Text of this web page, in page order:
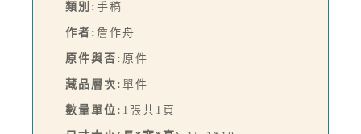
類別: 手稿
作者: 詹作舟
原件與否: 原件
藏品層次: 單件
數量單位: 1張共1頁